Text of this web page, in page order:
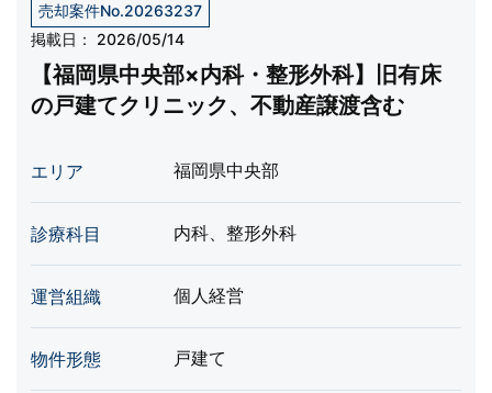
売却案件No.20263237
掲載日：
2026/05/14
【福岡県中央部×内科・整形外科】旧有床
の戸建てクリニック、不動産譲渡含む
エリア 福岡県中央部
診療科目 内科、整形外科
運営組織 個人経営
物件形態 戸建て